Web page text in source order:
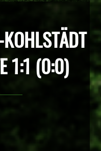
1:1 (0:0)